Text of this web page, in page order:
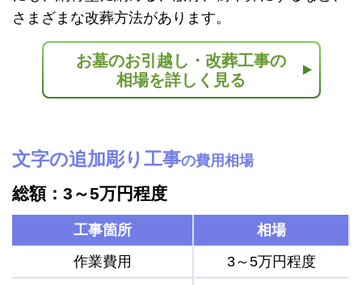
さまざまな改葬方法があります。
お墓のお引越し・改葬工事の
相場を詳しく見る
文字の追加彫り工事の費用相場
総額：3～5万円程度
工事箇所
相場
作業費用
3～5万円程度